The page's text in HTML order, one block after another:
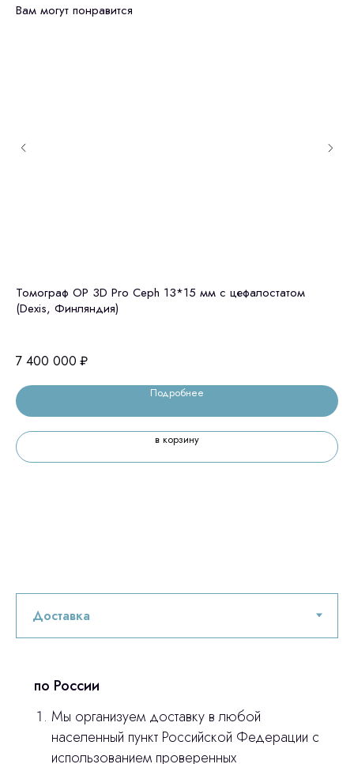
Вам могут понравится
Томограф OP 3D Pro Ceph 13*15 мм с цефалостатом
(Dexis, Финляндия)
7 400 000 ₽
Подробнее
в корзину
по России
Мы организуем доставку в любой
населенный пункт Российской Федерации с
использованием проверенных